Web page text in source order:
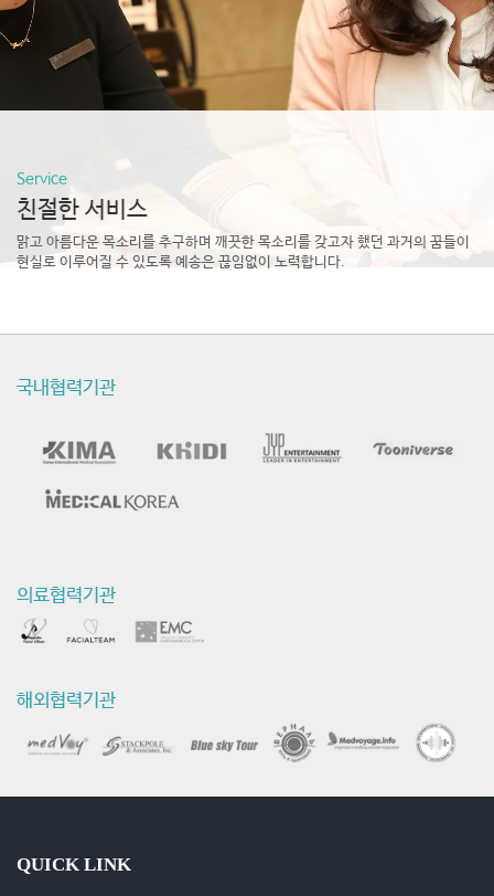
Service
친절한 서비스
맑고 아름다운 목소리를 추구하며 깨끗한 목소리를 갖고자 했던 과거의 꿈들이
현실로 이루어질 수 있도록 예송은 끊임없이 노력합니다.
국내협력기관
의료협력기관
해외협력기관
QUICK LINK